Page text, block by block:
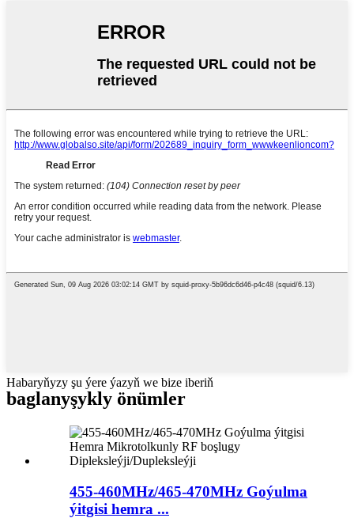
Habaryňyzy şu ýere ýazyň we bize iberiň
baglanyşykly önümler
455-460MHz/465-470MHz Goýulma
ýitgisi hemra ...